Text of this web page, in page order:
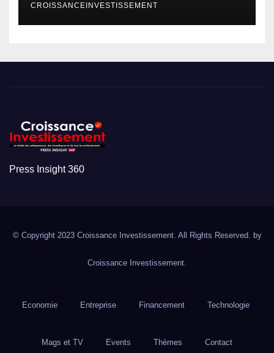
CROISSANCEINVESTISSEMENT
Press Insight 360
© Copyright 2023 Croissance Investissement. All Rights Reserved. by
Croissance Investissement.
Economie Entreprise Financement Technologie
Mags et TV Events Thèmes Contact